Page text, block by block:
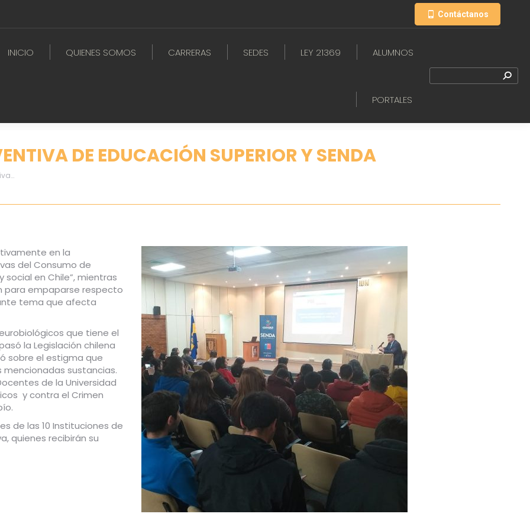
Contáctanos
INICIO QUIENES SOMOS CARRERAS SEDES LEY 21369 ALUMNOS
PORTALES
DE EDUCACIÓN SUPERIOR Y SENDA
en la
del Consumo de
en Chile”, mientras
para empaparse respecto
tema que afecta
que tiene el
la Legislación chilena
sobre el estigma que
sustancias.
de la Universidad
y contra el Crimen
de las 10 Instituciones de
quienes recibirán su